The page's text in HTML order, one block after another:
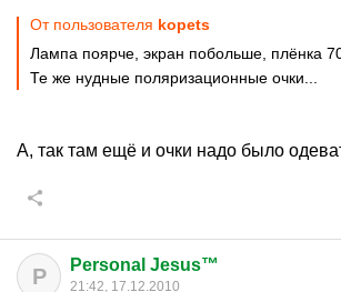
От пользователя kopets
Лампа поярче, экран побольше, плёнка
Те же нудные поляризационные очки...
А, так там ещё и очки надо было
P Personal Jesus™
21:42, 17.12.2010